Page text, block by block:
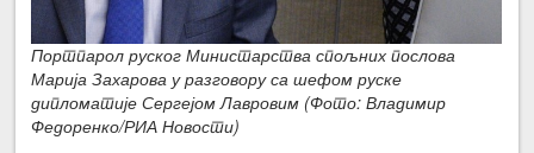
Портпарол руског Министарства спољних послова
Марија Захарова у разговору са шефом руске
дипломатије Сергејом Лавровим (Фото: Владимир
Федоренко/РИА Новости)